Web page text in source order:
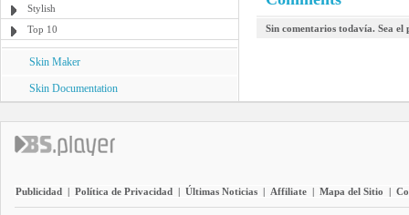
Stylish
Top 10
Skin Maker
Skin Documentation
Sin comentarios todavía. Sea
Publicidad | Política de Privacidad | Últimas Noticias | Affiliate | Mapa del Sitio |